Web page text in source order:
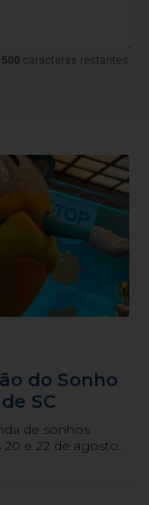
500caracteres restantes.
do Sonho
SC
de sonhos
20 e 22 de agosto.